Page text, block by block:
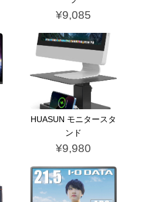
¥9,085
HUASUN モニタースタ
ンド
¥9,980